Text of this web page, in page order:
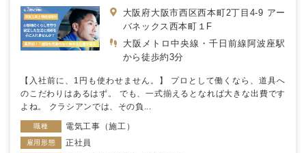
大阪府大阪市西区西本町2丁目4-9 アー
バネックス西本町１F
大阪メトロ中央線・千日前線阿波座駅
から徒歩約3分
【入社前に、1円も使わせません。】 プロとして働くなら、道具へ
のこだわりはあるはず。 でも、一式揃えるとなれば大きな出費です
よね。 クラシアンでは、その負...
職種 電気工事（施工）
雇用形態 正社員